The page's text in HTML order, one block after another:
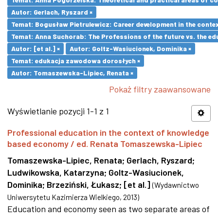
Autor: Gerlach, Ryszard ×
Temat: Bogusław Pietrulewicz: Career development in the
Temat: Anna Suchorab: The Professions of the future vs. the
Autor: [et al.] ×
Autor: Goltz-Wasiucionek, Dominika ×
Temat: edukacja zawodowa dorosłych ×
Autor: Tomaszewska-Lipiec, Renata ×
Pokaż filtry zaawansowane
Wyświetlanie pozycji 1-1 z 1
Professional education in the context of knowledge
based economy / ed. Renata Tomaszewska-Lipiec
Tomaszewska-Lipiec, Renata; Gerlach, Ryszard;
Ludwikowska, Katarzyna; Goltz-Wasiucionek,
Dominika; Brzeziński, Łukasz; [et al.] (Wydawnictwo
Uniwersytetu Kazimierza Wielkiego, 2013)
Education and economy seen as two separate areas of